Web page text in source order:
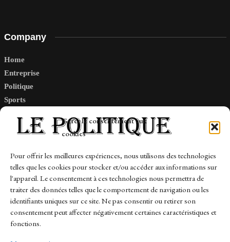
Gérer le consentement aux
cookies
Pour offrir les meilleures expériences, nous utilisons des technologies
telles que les cookies pour stocker et/ou accéder aux informations sur
l'appareil. Le consentement à ces technologies nous permettra de
traiter des données telles que le comportement de navigation ou les
identifiants uniques sur ce site. Ne pas consentir ou retirer son
consentement peut affecter négativement certaines caractéristiques et
fonctions.
Company
Home
Entreprise
Politique
Sports
Links
Contact
Sitemap